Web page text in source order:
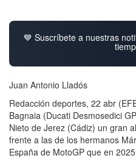
💙 Suscríbete a nuestras
Juan Antonio Lladós
Redacción deportes, 22 abr
Bagnaia (Ducati Desmosedici
Nieto de Jerez (Cádiz) un gran
frente a las de los hermanos
España de MotoGP que en